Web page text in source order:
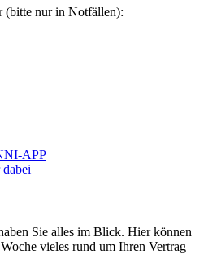
(bitte nur in Notfällen):
APP
Sie alles im Blick. Hier können
vieles rund um Ihren Vertrag